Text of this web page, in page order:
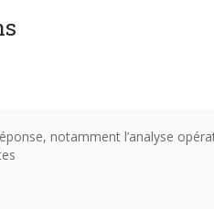
notamment l’analyse